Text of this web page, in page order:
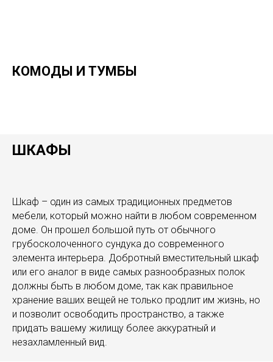
КОМОДЫ И ТУМБЫ
ШКАФЫ
Шкаф – один из самых традиционных предметов
мебели, который можно найти в любом современном
доме. Он прошел большой путь от обычного
грубосколоченного сундука до современного
элемента интерьера. Добротный вместительный шкаф
или его аналог в виде самых разнообразных полок
должны быть в любом доме, так как правильное
хранение ваших вещей не только продлит им жизнь, но
и позволит освободить пространство, а также
придать вашему жилищу более аккуратный и
незахламленный вид.